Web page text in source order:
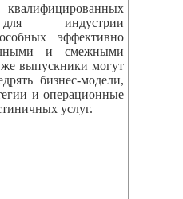
индустрии
эффективно
и смежными
выпускники могут
бизнес‑модели,
и операционные
услуг.